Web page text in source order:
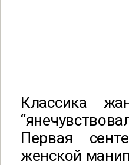
Классика
Первая
женской